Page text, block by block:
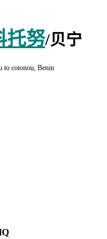
托努/贝宁
to cotonou, Benin